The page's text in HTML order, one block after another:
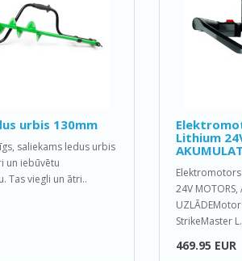
urbis 130mm
saliekams ledus urbis
un iebūvētu
Tas viegli un ātri..
Lithium
24V MOTORS,
StrikeMaster
469.95 EUR